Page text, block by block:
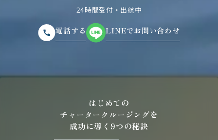
24時間受付・出航中
電話する LINEでお問い合わせ
はじめての
チャータークルージングを
成功に導く9つの秘訣